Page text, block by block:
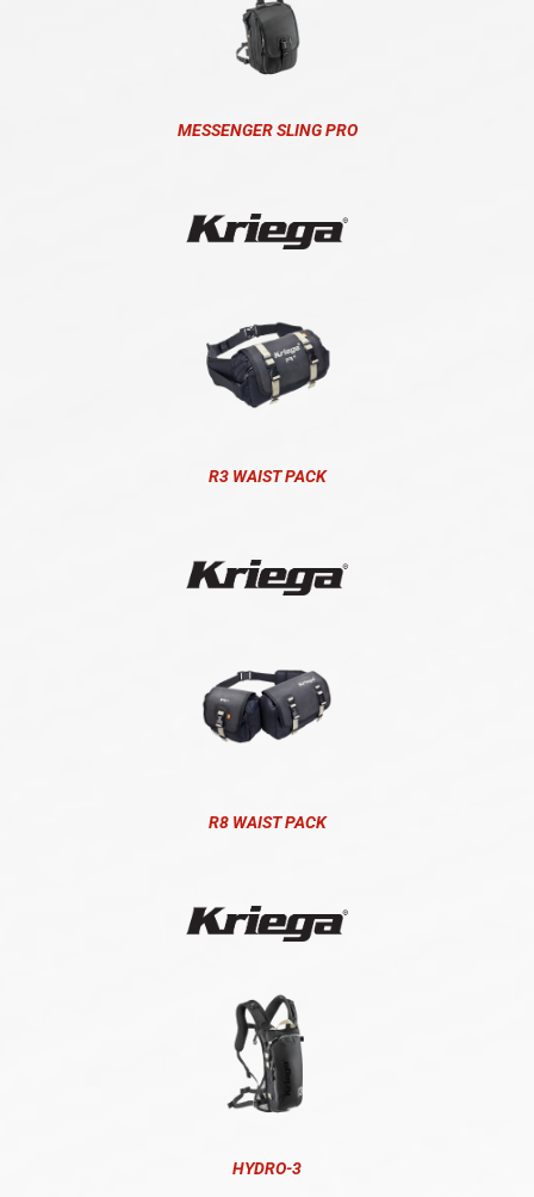
MESSENGER SLING PRO
R3 WAIST PACK
R8 WAIST PACK
HYDRO-3